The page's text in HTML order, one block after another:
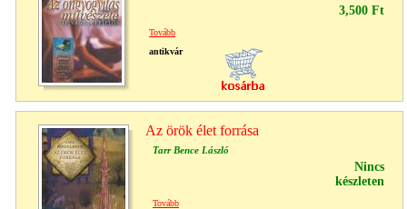
3,500 Ft
Tovább
antikvár
Az örök élet forrása
Tarr Bence László
Nincs
készleten
Tovább